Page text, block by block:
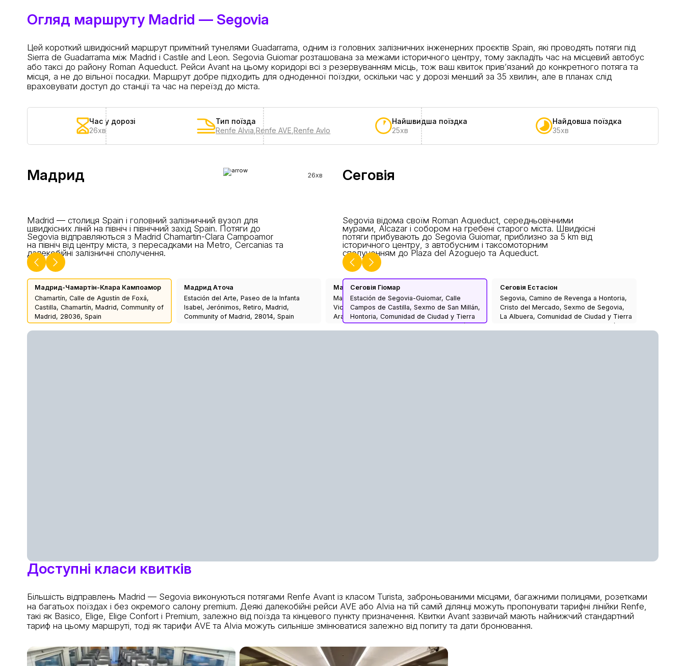
Огляд маршруту Madrid — Segovia
Цей короткий швидкісний маршрут примітний тунелями Guadarrama, одним із головних залізничних інженерних проєктів Spain, які проводять потяги під
Sierra de Guadarrama між Madrid і Castile and Leon. Segovia Guiomar розташована за межами історичного центру, тому закладіть час на місцевий автобус
або таксі до району Roman Aqueduct. Рейси Avant на цьому коридорі всі з резервуванням місць, тож ваш квиток прив’язаний до конкретного потяга та
місця, а не до вільної посадки. Маршрут добре підходить для одноденної поїздки, оскільки час у дорозі менший за 35 хвилин, але в планах слід
враховувати доступ до станції та час на переїзд до міста.
Час у дорозі
26хв
Тип поїзда
Renfe Alvia ,Renfe AVE ,Renfe Avlo
Найшвидша поїздка
25хв
Найдовша поїздка
35хв
Мадрид
Madrid — столиця Spain і головний залізничний вузол для
швидкісних ліній на північ і північний захід Spain. Потяги до
Segovia відправляються з Madrid Chamartin-Clara Campoamor
на північ від центру міста, з пересадками на Metro, Cercanias та
далекобійні залізничні сполучення.
Мадрид-Чамартін-Клара Кампоамор
Chamartín, Calle de Agustín de Foxá,
Castilla, Chamartín, Madrid, Community of
Madrid, 28036, Spain
Мадрид Аточа
Estación del Arte, Paseo de la Infanta
Isabel, Jerónimos, Retiro, Madrid,
Community of Madrid, 28014, Spain
Мадрид Принсіпе Піо
Madrid-Príncipe Pío, Glorieta de San
Vicente, Casa de Campo, Moncloa-
Aravaca, Madrid, Community of Madrid,
28008, Spain
Мадрид - Аточа Серканіас
Atocha-Cercanías, Avenida de la Ciudad
de Barcelona, Atocha, Arganzuela,
Madrid, Community of Madrid, 28007,
Spain
26хв Сеговія
Segovia відома своїм Roman Aqueduct, середньовічними
мурами, Alcazar і собором на гребені старого міста. Швидкісні
потяги прибувають до Segovia Guiomar, приблизно за 5 km від
історичного центру, з автобусним і таксомоторним
сполученням до Plaza del Azoguejo та Aqueduct.
Сеговія Гіомар
Estación de Segovia-Guiomar, Calle
Campos de Castilla, Sexmo de San Millán,
Hontoria, Comunidad de Ciudad y Tierra
de Segovia, Segovia, Castile and León,
Сеговія Естасіон
Segovia, Camino de Revenga a Hontoria,
Cristo del Mercado, Sexmo de Segovia,
La Albuera, Comunidad de Ciudad y Tierra
de Segovia, Segovia, Castile and León,
Доступні класи квитків
Більшість відправлень Madrid — Segovia виконуються потягами Renfe Avant із класом Turista, заброньованими місцями, багажними полицями, розетками
на багатьох поїздах і без окремого салону premium. Деякі далекобійні рейси AVE або Alvia на тій самій ділянці можуть пропонувати тарифні лінійки Renfe,
такі як Basico, Elige, Elige Confort і Premium, залежно від поїзда та кінцевого пункту призначення. Квитки Avant зазвичай мають найнижчий стандартний
тариф на цьому маршруті, тоді як тарифи AVE та Alvia можуть сильніше змінюватися залежно від попиту та дати бронювання.